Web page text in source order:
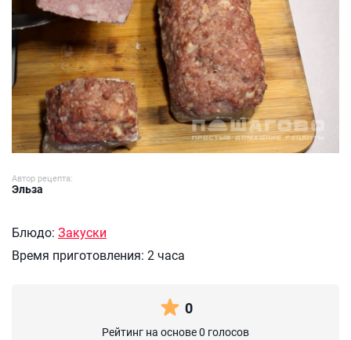
Автор рецепта:
Эльза
Блюдо: Закуски
Время приготовления: 2 часа
0
Рейтинг на основе 0 голосов